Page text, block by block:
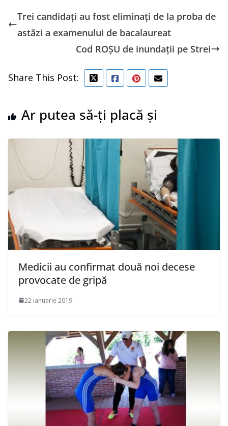
Trei candidați au fost eliminați de la proba de
astăzi a examenului de bacalaureat
Cod ROȘU de inundații pe Strei
Share This Post:
Ar putea să-ți placă și
Medicii au confirmat două noi decese
provocate de gripă
22 ianuarie 2019